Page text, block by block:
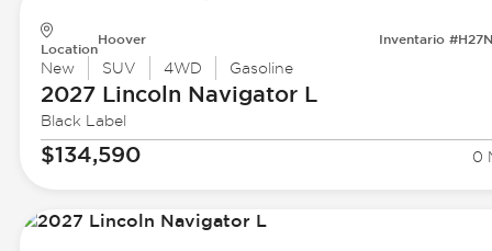
Location
Hoover Inventario
New SUV 4WD Gasoline
2027 Lincoln Navigator L
Black Label
$134,590 0